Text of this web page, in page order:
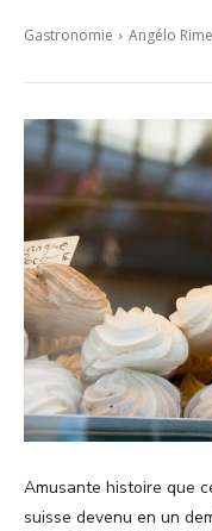
Gastronomie Angélo
Amusante histoire que
suisse devenu en un